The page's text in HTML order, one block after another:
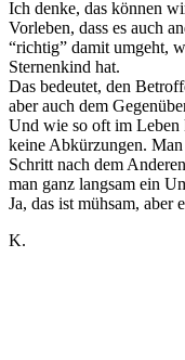
Ich denke, das können
Vorleben, dass es auch
“richtig” damit umgeht,
Sternenkind hat.
Das bedeutet, den
aber auch dem
Und wie so oft im Leben
keine Abkürzungen. Man
Schritt nach dem
man ganz langsam ein
Ja, das ist mühsam, aber
K.